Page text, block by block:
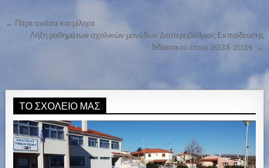
ή
γ
η
σ
η
← Πάρε ανάσα και μίλησε
Λήξη μαθημάτων σχολικών μονάδων Δευτεροβάθμιας Εκπαίδευσης
διδακτικού έτους 2023-2024. →
ΤΟ ΣΧΟΛΕΊΟ ΜΑΣ